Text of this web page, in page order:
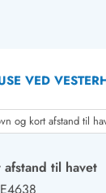
VED
og kort afstand til
til havet